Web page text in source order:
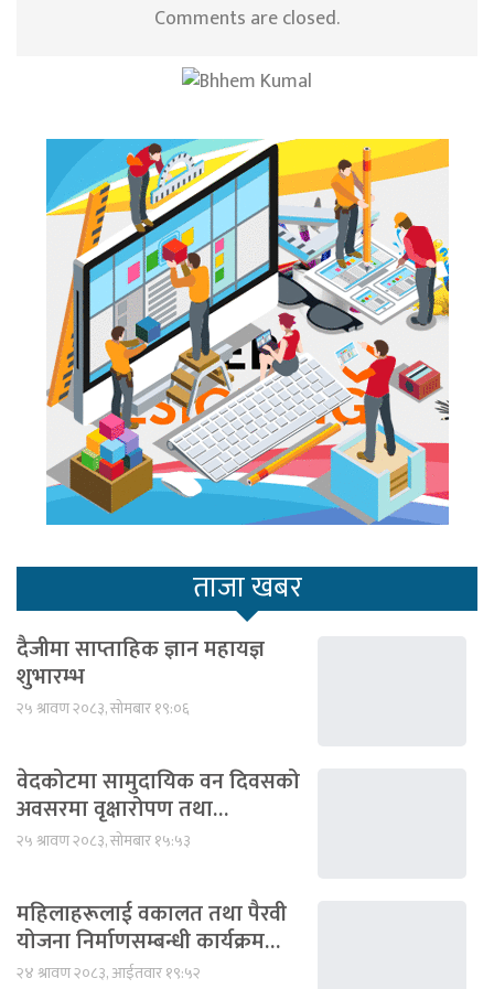
Comments are closed.
ताजा खबर
दैजीमा साप्ताहिक ज्ञान महायज्ञ
शुभारम्भ
२५ श्रावण २०८३, सोमबार १९:०६
वेदकोटमा सामुदायिक वन दिवसको
अवसरमा वृक्षारोपण तथा…
२५ श्रावण २०८३, सोमबार १५:५३
महिलाहरूलाई वकालत तथा पैरवी
योजना निर्माणसम्बन्धी कार्यक्रम…
२४ श्रावण २०८३, आईतवार १९:५२